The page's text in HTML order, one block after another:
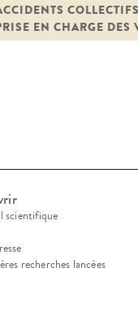
de
EN CHARGE DES
scientifique
recherches lancées